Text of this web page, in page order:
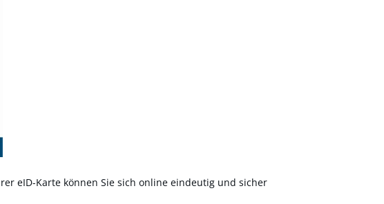
eID-Karte können Sie sich online eindeutig und sicher